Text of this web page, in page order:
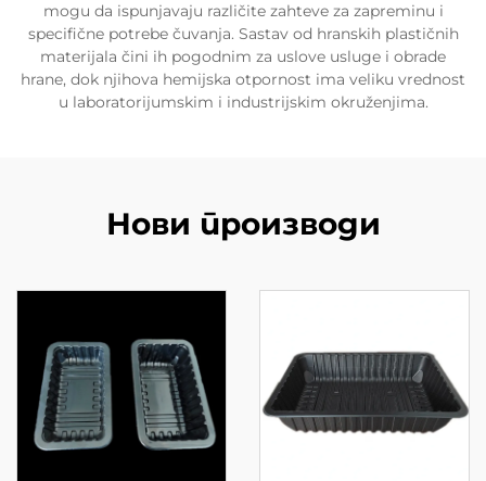
mogu da ispunjavaju različite zahteve za zapreminu i
specifične potrebe čuvanja. Sastav od hranskih plastičnih
materijala čini ih pogodnim za uslove usluge i obrade
hrane, dok njihova hemijska otpornost ima veliku vrednost
u laboratorijumskim i industrijskim okruženjima.
Нови производи